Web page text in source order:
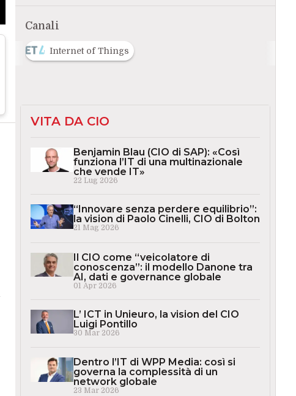
Canali
Internet of Things
VITA DA CIO
Benjamin Blau (CIO di SAP): «Così
funziona l’IT di una multinazionale
che vende IT»
22 Lug 2026
“Innovare senza perdere equilibrio”:
la vision di Paolo Cinelli, CIO di Bolton
21 Mag 2026
Il CIO come “veicolatore di
conoscenza”: il modello Danone tra
AI, dati e governance globale
01 Apr 2026
L’ ICT in Unieuro, la vision del CIO
Luigi Pontillo
30 Mar 2026
Dentro l’IT di WPP Media: così si
governa la complessità di un
network globale
23 Mar 2026